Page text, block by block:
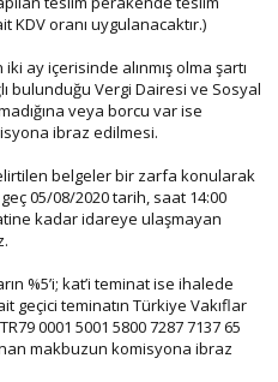
KDV oranı uygulanacaktır.)
ay içerisinde alınmış olma şartı
bulunduğu Vergi Dairesi ve Sosyal
veya borcu var ise
ibraz edilmesi.
belgeler bir zarfa konularak
05/08/2020 tarih, saat 14:00
kadar idareye ulaşmayan
%5’i; kat’i teminat ise ihalede
geçici teminatın Türkiye Vakıflar
0001 5001 5800 7287 7137 65
makbuzun komisyona ibraz